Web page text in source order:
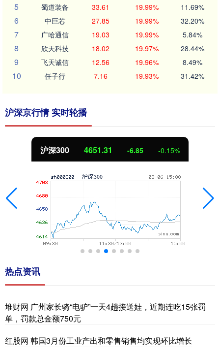
5 蜀道装备 33.61 19.99% 11.69%
6 中巨芯 27.85 19.99% 32.20%
7 广哈通信 19.03 19.99% 5.84%
8 欣天科技 18.02 19.97% 28.44%
9 飞天诚信 12.56 19.96% 8.49%
10 任子行 7.16 19.93% 31.42%
沪深京行情 实时轮播
北证50 1122.88 3.42 0.30%
热点资讯
堆财网 广州家长骑“电驴”一天4趟接送娃，近期连吃15张罚
单，罚款总金额750元
红股网 韩国3月份工业产出和零售销售均实现环比增长